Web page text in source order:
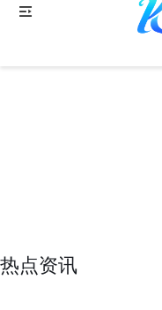
栏目分类
热点资讯